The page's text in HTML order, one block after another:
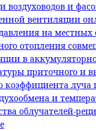
воздуховодов и
вентиляции
на
отопления
в
приточного и
коэффициента луча
и
облучателей-